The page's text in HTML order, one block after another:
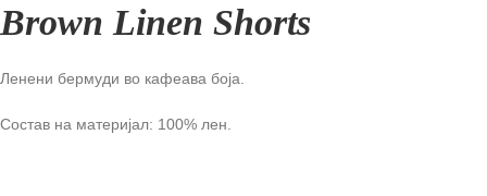
Brown Linen Shorts
Ленени бермуди во кафеава боја.
Состав на материјал: 100% лен.